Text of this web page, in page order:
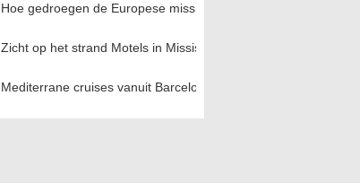
Hoe gedroegen de Europese missionarissen zich in het
Zicht op het strand Motels in Mississippi
Mediterrane cruises vanuit Barcelona